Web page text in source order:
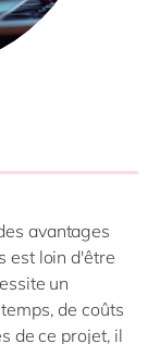
avantages
est loin d'être
un
de coûts
de ce projet, il